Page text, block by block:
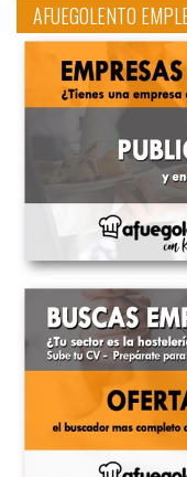
AFUEGOLENTO